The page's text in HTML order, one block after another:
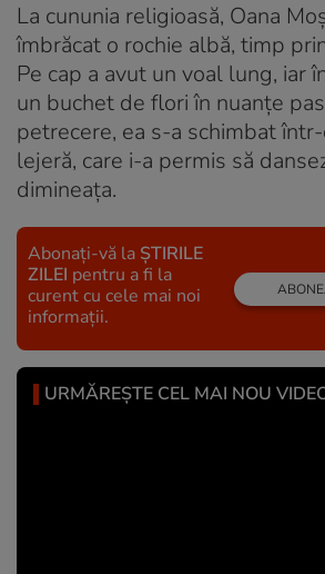
La cununia religioasă, Oana
îmbrăcat o rochie albă, timp
Pe cap a avut un voal lung, iar
un buchet de flori în nuanțe
petrecere, ea s-a schimbat
lejeră, care i-a permis să
dimineața.
Abonați-vă la ȘTIRILE
ZILEI pentru a fi la
curent cu cele mai noi
informații.
URMĂREȘTE CEL MAI NOU